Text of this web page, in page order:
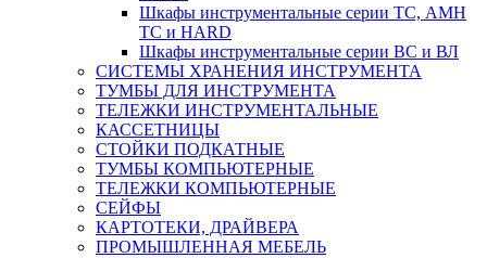
Шкафы инструментальные серии ТС, АМН
ТС и HARD
Шкафы инструментальные серии ВС и ВЛ
СИСТЕМЫ ХРАНЕНИЯ ИНСТРУМЕНТА
ТУМБЫ ДЛЯ ИНСТРУМЕНТА
ТЕЛЕЖКИ ИНСТРУМЕНТАЛЬНЫЕ
КАССЕТНИЦЫ
СТОЙКИ ПОДКАТНЫЕ
ТУМБЫ КОМПЬЮТЕРНЫЕ
ТЕЛЕЖКИ КОМПЬЮТЕРНЫЕ
СЕЙФЫ
КАРТОТЕКИ, ДРАЙВЕРА
ПРОМЫШЛЕННАЯ МЕБЕЛЬ